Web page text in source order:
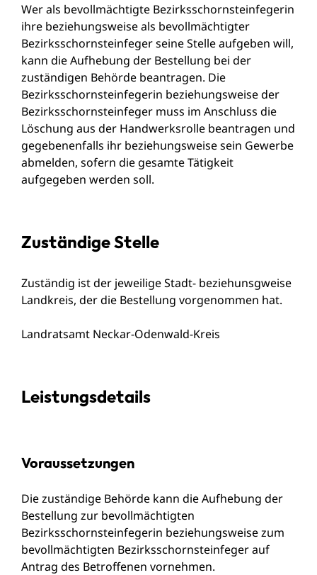
Wer als bevollmächtigte Bezirksschornsteinfegerin
ihre beziehungsweise als bevollmächtigter
Bezirksschornsteinfeger seine Stelle aufgeben will,
kann die Aufhebung der Bestellung bei der
zuständigen Behörde beantragen. Die
Bezirksschornsteinfegerin beziehungsweise der
Bezirksschornsteinfeger muss im Anschluss die
Löschung aus der Handwerksrolle beantragen und
gegebenenfalls ihr beziehungsweise sein Gewerbe
abmelden, sofern die gesamte Tätigkeit
aufgegeben werden soll.
Zuständige Stelle
Zuständig ist der jeweilige Stadt- beziehunsgweise
Landkreis, der die Bestellung vorgenommen hat.
Landratsamt Neckar-Odenwald-Kreis
Leistungsdetails
Voraussetzungen
Die zuständige Behörde kann die Aufhebung der
Bestellung zur bevollmächtigten
Bezirksschornsteinfegerin beziehungsweise zum
bevollmächtigten Bezirksschornsteinfeger auf
Antrag des Betroffenen vornehmen.